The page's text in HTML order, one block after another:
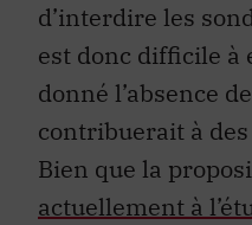
d’interdire les
est donc difficile à
donné l’absence
contribuerait à
Bien que la
actuellement à